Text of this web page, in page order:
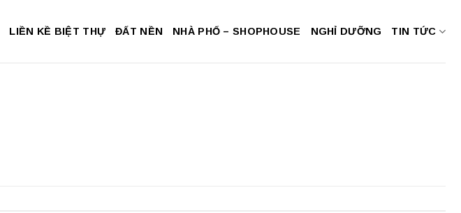
LIỀN KỀ BIỆT THỰ ĐẤT NỀN NHÀ PHỐ – SHOPHOUSE NGHỈ DƯỠNG TIN TỨC